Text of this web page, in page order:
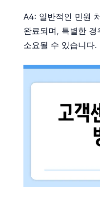
A4: 일반적인 민원
완료되며, 특별한
소요될 수 있습니다.